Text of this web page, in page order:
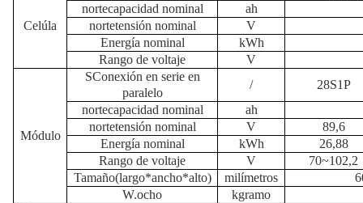
Celúla
nortecapacidad nominal
ah
nortetensión nominal
V
Energía nominal
kWh
Rango de voltaje
V
Módulo
SConexión en serie en
paralelo
/
28S1P
nortecapacidad nominal
ah
nortetensión nominal V
89,6
Energía nominal
kWh
26,88
Rango de voltaje
V
70~102,2
Tamaño(largo*ancho*alto) milímetros
W.ocho kgramo